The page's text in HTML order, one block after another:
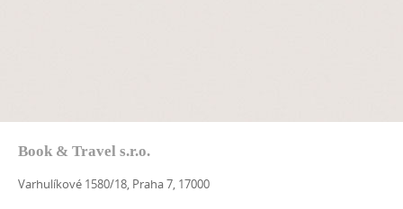
Book & Travel s.r.o.
Varhulíkové 1580/18, Praha 7, 17000